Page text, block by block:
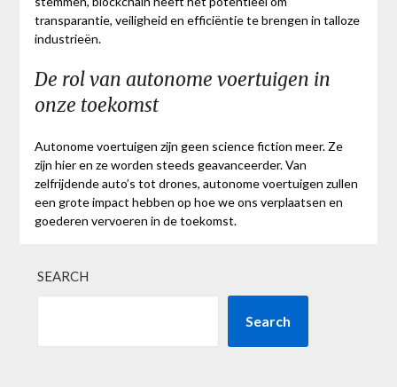
transparantie, veiligheid en efficiëntie te brengen in talloze
industrieën.
De rol van autonome voertuigen in
onze toekomst
Autonome voertuigen zijn geen science fiction meer. Ze
zijn hier en ze worden steeds geavanceerder. Van
zelfrijdende auto’s tot drones, autonome voertuigen zullen
een grote impact hebben op hoe we ons verplaatsen en
goederen vervoeren in de toekomst.
SEARCH
Search